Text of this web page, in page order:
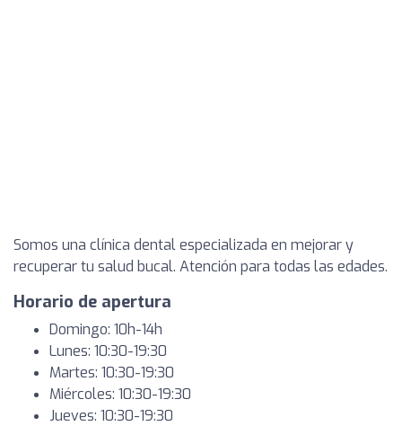
Somos una clínica dental especializada en mejorar y
recuperar tu salud bucal. Atención para todas las edades.
Horario de apertura
Domingo: 10h-14h
Lunes: 10:30-19:30
Martes: 10:30-19:30
Miércoles: 10:30-19:30
Jueves: 10:30-19:30